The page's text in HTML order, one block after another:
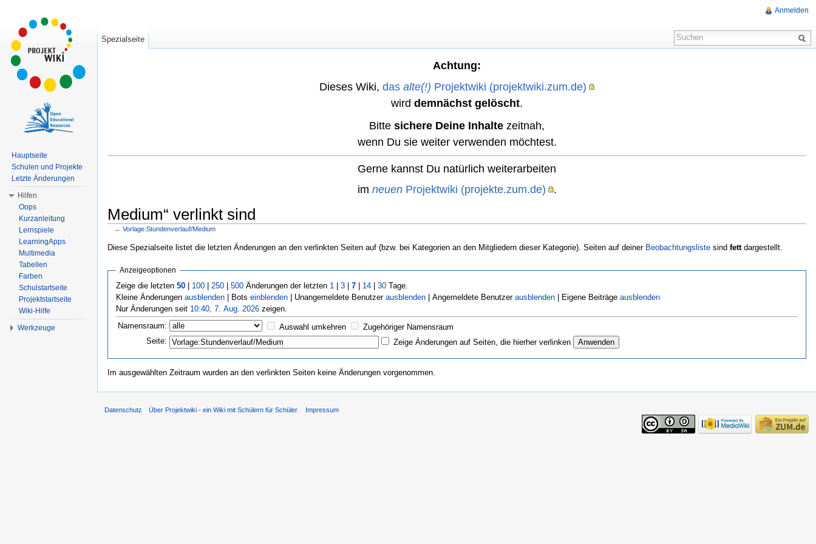
Achtung:
Dieses Wiki, das alte(!) Projektwiki (projektwiki.zum.de)
wird demnächst gelöscht.
Bitte sichere Deine Inhalte zeitnah,
wenn Du sie weiter verwenden möchtest.
Gerne kannst Du natürlich weiterarbeiten
im neuenProjektwiki (projekte.zum.de) .
Medium“ verlinkt sind
← Vorlage:Stundenverlauf/Medium
Diese Spezialseite listet die letzten Änderungen an den verlinkten Seiten auf (bzw. bei Kategorien an den Mitgliedern dieser Kategorie). Seiten auf deiner Beobachtungsliste sind fettdargestellt.
Anzeigeoptionen
Zeige die letzten 50| 100| 250| 500Änderungen der letzten 1| 3| 7| 14| 30Tage.
Kleine Änderungen ausblenden| Bots einblenden| Unangemeldete Benutzer ausblenden| Angemeldete Benutzer ausblenden| Eigene Beiträge ausblenden
Nur Änderungen seit 10:40, 7. Aug. 2026zeigen.
Namensraum:
Auswahl umkehren
Zugehöriger Namensraum
Seite:
Zeige Änderungen auf Seiten, die hierher verlinken
Im ausgewählten Zeitraum wurden an den verlinkten Seiten keine Änderungen vorgenommen.
Anmelden
Spezialseite
Hauptseite
Schulen und Projekte
Letzte Änderungen
Hilfen
Oops
Kurzanleitung
Lernspiele
LearningApps
Multimedia
Tabellen
Farben
Schulstartseite
Projektstartseite
Wiki-Hilfe
Werkzeuge
Datenschutz Über Projektwiki - ein Wiki mit Schülern für Schüler. Impressum